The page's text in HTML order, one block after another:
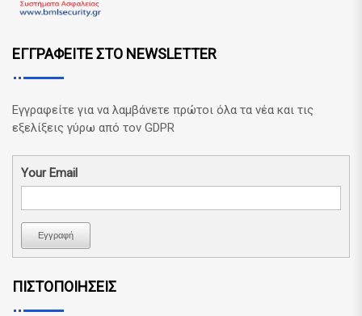
ΕΓΓΡΑΦΕΙΤΕ ΣΤΟ NEWSLETTER
Εγγραφείτε για να λαμβάνετε πρώτοι όλα τα νέα και τις
εξελίξεις γύρω από τον GDPR
Your Email
Εγγραφή
ΠΙΣΤΟΠΟΙΗΣΕΙΣ